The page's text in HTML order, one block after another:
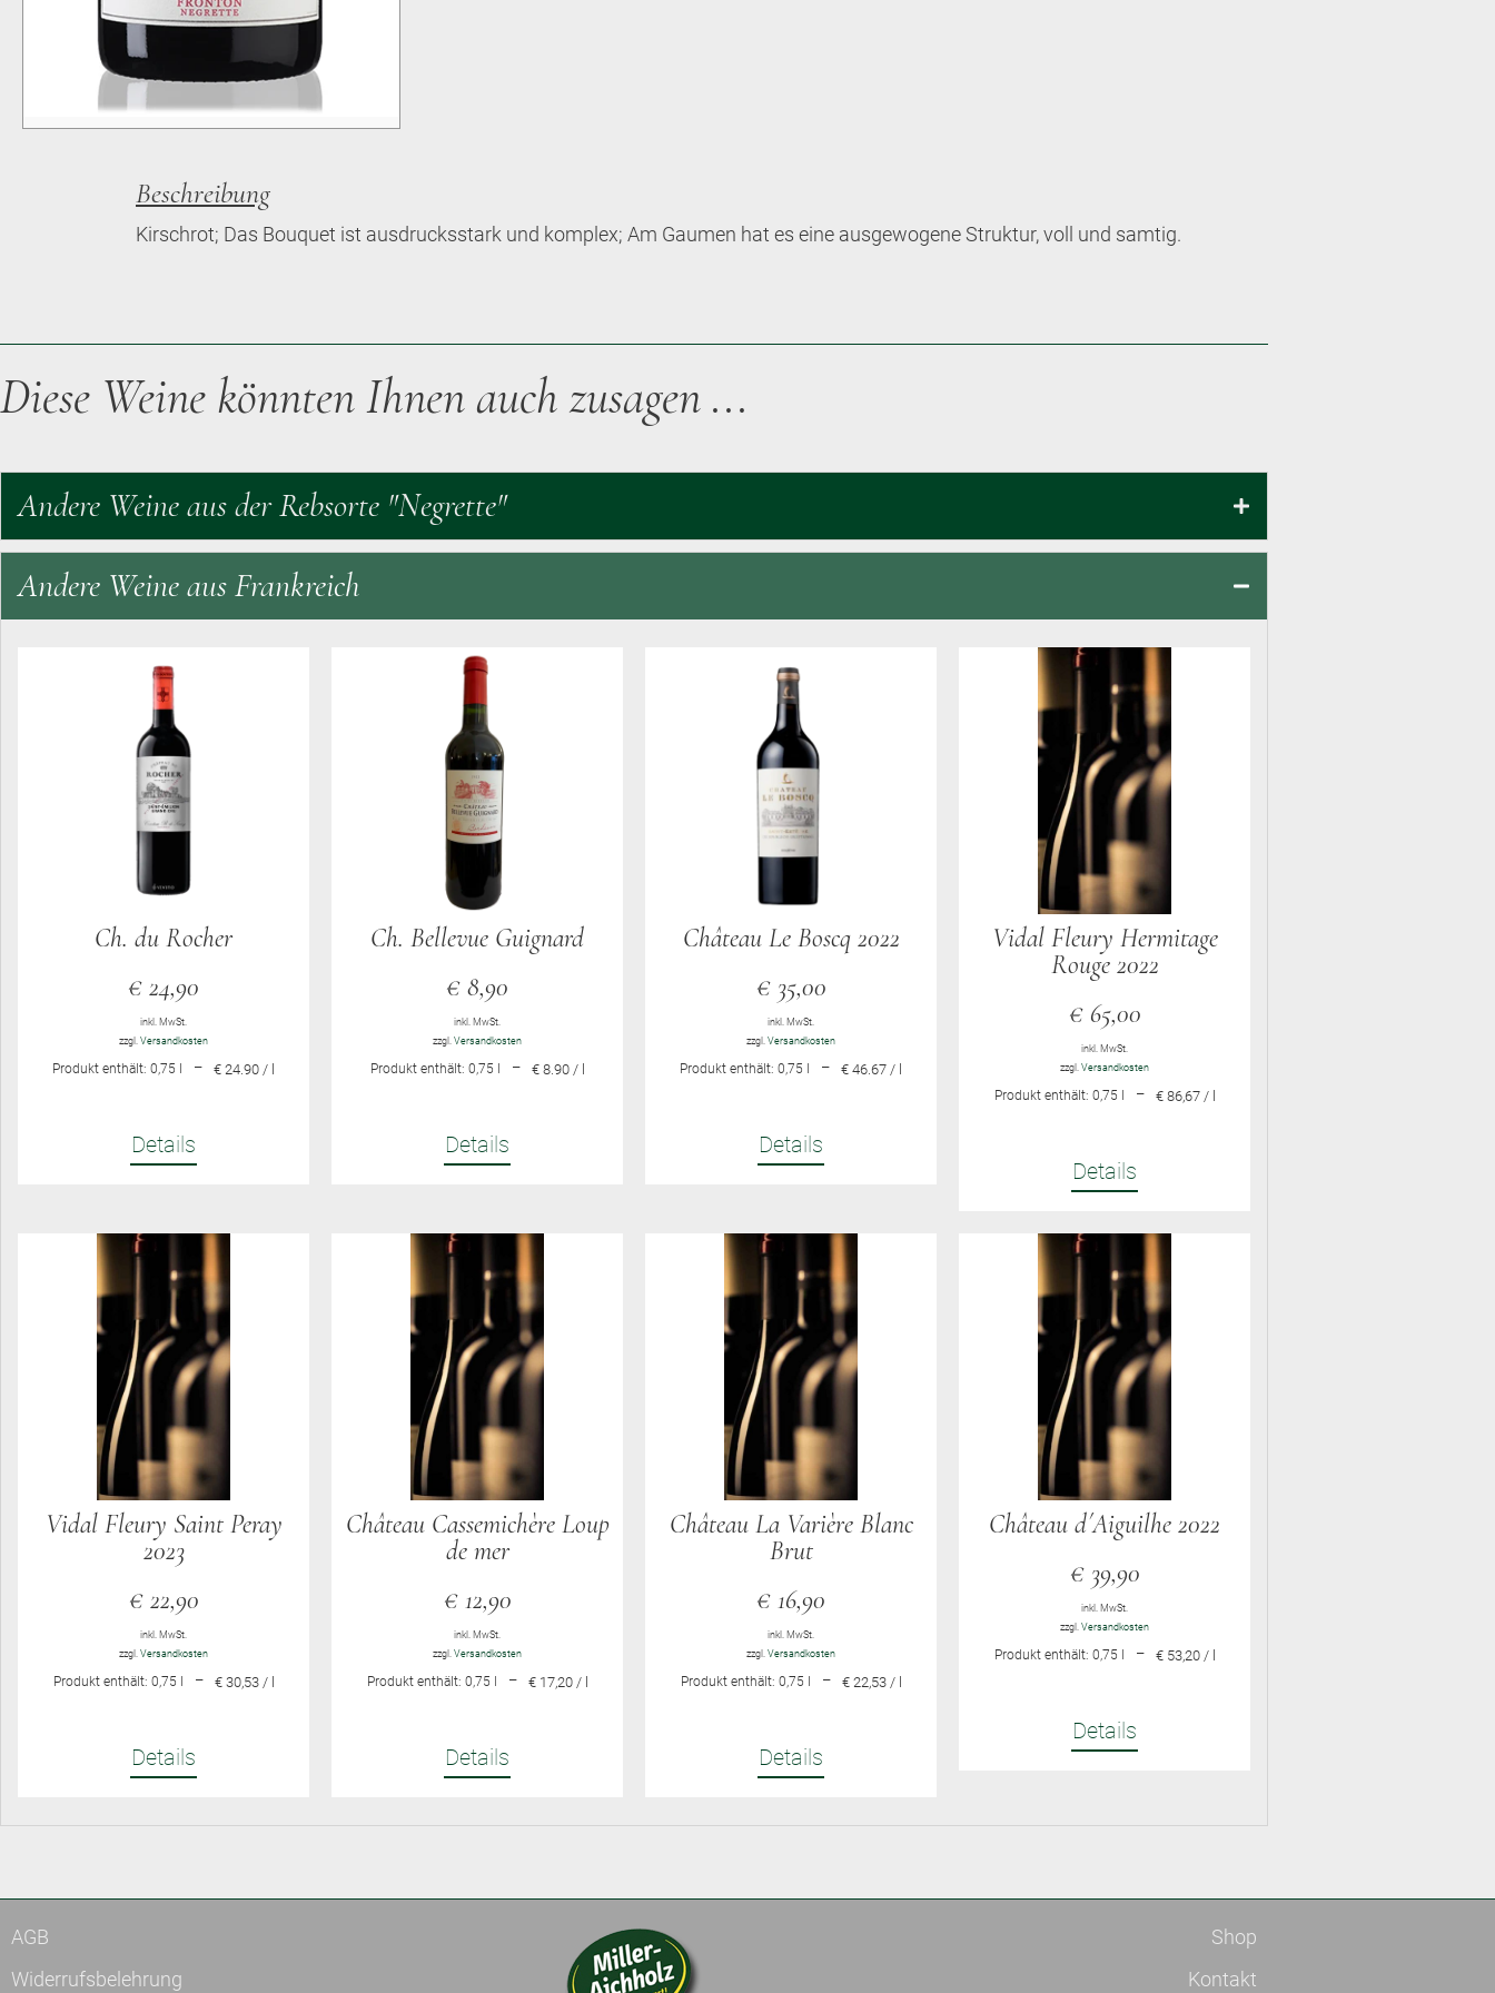
Beschreibung
Kirschrot; Das Bouquet ist ausdrucksstark und komplex; Am Gaumen hat es eine ausgewogene Struktur, voll und samtig.
Diese Weine könnten Ihnen auch zusagen ...
Andere Weine aus der Rebsorte "Negrette"
Andere Weine aus Frankreich
Ch. du Rocher
€ 24,90
inkl. MwSt.
zzgl. Versandkosten
Produkt enthält: 0,75 – € 24.90 / l
Details
Ch. Bellevue Guignard
€ 8,90
inkl. MwSt.
zzgl. Versandkosten
Produkt enthält: 0,75 – € 8.90 / l
Details
Château Le Boscq 2022
€35,00
inkl. MwSt.
zzgl. Versandkosten
Produkt enthält: 0,75 – € 46.67 / l
Details
Vidal Fleury Hermitage
Rouge 2022
€65,00
inkl. MwSt.
zzgl. Versandkosten
Produkt enthält: 0,75 – € 86,67 / l
Details
Vidal Fleury Saint Peray
2023
€22,90
inkl. MwSt.
zzgl. Versandkosten
Produkt enthält: 0,75 – € 30,53 / l
Details
Château Cassemichère Loup
de mer
€12,90
inkl. MwSt.
zzgl. Versandkosten
Produkt enthält: 0,75 – € 17,20 / l
Details
Château La Varière Blanc
Brut
€ 16,90
inkl. MwSt.
zzgl. Versandkosten
Produkt enthält: 0,75 – € 22,53 / l
Details
Château d´Aiguilhe 2022
€39,90
inkl. MwSt.
zzgl. Versandkosten
Produkt enthält: 0,75 – € 53,20 / l
Details
AGB
Widerrufsbelehrung
Shop
Kontakt